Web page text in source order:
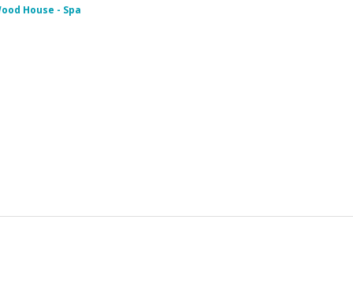
House - Spa